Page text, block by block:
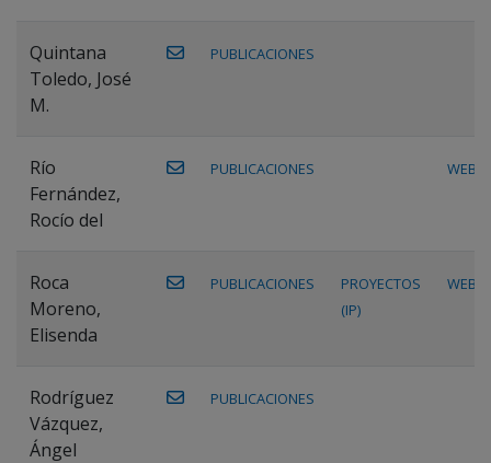
Quintana
Toledo, José
M.
PUBLICACIONES
Río
Fernández,
Rocío del
PUBLICACIONES WEB
Roca
Moreno,
Elisenda
PUBLICACIONES
PROYECTOS
(IP)
WEB
Rodríguez
Vázquez,
Ángel
PUBLICACIONES